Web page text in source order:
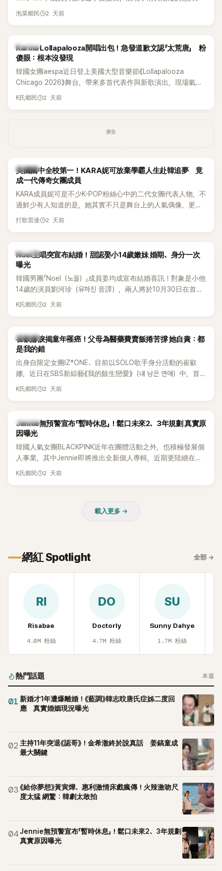
泡菜鄉民 2 天前
K-POP
Karina Lollapalooza開唱出包！急發道歉文認「太荒唐」 粉
傻眼：根本沒發現
韓國女團aespa近日登上美國大型音樂節《Lollapalooza
Chicago 2026》舞台，帶來多首代表作與新歌演出，現場氣氛
嗨翻。不過，成員Karina卻在演出後主動坦承，自己因為太緊
K氏鄉民 2 天前
廣告
K-POP
美國國中全校第一！KARA妮可放棄學霸人生赴韓追夢 竟
成一代傳奇女團成員
KARA成員妮可是不少K-POP粉絲心中的二代女團代表人物，不
過鮮少有人知道的是，她其實不只是舞台上的人氣偶像，更是
一名不折不扣的學霸。她日前在節目中透露，自己在美國就讀
打歌雷達 2 天前
K-POP
Noel主唱突宣布結婚！甜認娶小14歲嫩妹 婚期、身分一次
曝光
韓國男團「Noel（노을）」成員姜均成宣布結婚喜訊！對象是小他
14歲的演員劉河珍（유하진 音譯），兩人將於10月30日在首爾
低調舉辦婚禮，消息一出立刻引發關注。
K氏鄉民 2 天前
K-POP
崔叡娜淚揭童年罹癌！父母為醫藥費賣飯捲苦撐 她自責：都
是我的錯
出身自限定女團IZ*ONE、目前以SOLO歌手身分活動的崔叡
娜，近日在SBS新綜藝《我的餘生戀愛》（내 남은 연애）中，首
度談起自己幼年罹患小兒癌的經歷，回憶起父母為了籌措醫療
K氏鄉民 2 天前
K-POP
Jennie無預警宣布「暫時休息」！鬆口未來2、3年規劃 真實原
因曝光
韓國人氣女團BLACKPINK近年在團體活動之外，也積極發展個
人事業，其中Jennie即將推出全新個人專輯，近期更陸續在演
出中搶先公開新歌，引發粉絲高度期待。不過，她近日受訪時
K氏鄉民 2 天前
載入更多 →
網紅 Spotlight 全部 →
RI
Risabae
4.0M 粉絲
DO
Doctorly
4.7M 粉絲
SU
Sunny Dahye
1.7M 粉絲
熱門話題 本週
01 新婚才1年遭爆離婚！《藍調》韓志旼唐氏症姊二度回
應 真實婚姻現況曝光
02 主持11年突退《認哥》！金希澈終於說真話 姜鎬童成
最大關鍵
03《給你夢想》黃寅燁、惠利激情床戲瘋傳！火辣激吻尺
度太猛 網驚：韓劇太敢拍
04Jennie無預警宣布「暫時休息」！鬆口未來2、3年規劃
真實原因曝光